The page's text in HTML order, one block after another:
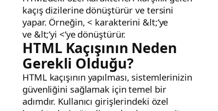
kaçış dizilerine dönüştürür ve tersini
yapar. Örneğin, < karakterini &lt;‘ye
ve &lt;‘yi <‘ye dönüştürür.
HTML Kaçışının Neden
Gerekli Olduğu?
HTML kaçışının yapılması, sistemlerinizin
güvenliğini sağlamak için temel bir
adımdır. Kullanıcı girişlerindeki özel